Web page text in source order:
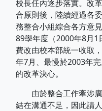
校長任內逐步落實。改
合原則後，陸續經過各
務整合小組綜合各方意
89學年度（2000年8月
費改由校本部統一收取
年7月、最慢於2003年
的改革決心。
由於整合工作牽涉廣
結在溝通不足，因此請